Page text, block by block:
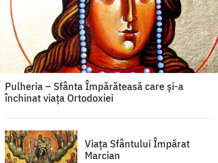
Pulheria – Sfânta Împărăteasă care și-a
închinat viața Ortodoxiei
Viața Sfântului Împărat
Marcian